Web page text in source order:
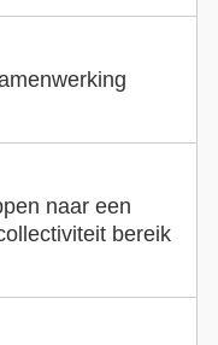
naar een
bereik